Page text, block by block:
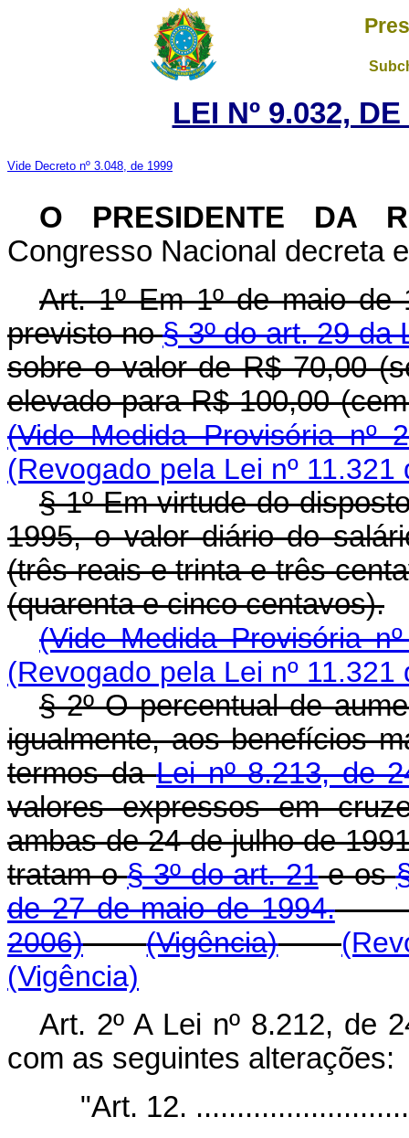
LEI Nº 9.032,
Vide Decreto nº 3.048, de 1999
O PRESIDENTE DA
Congresso Nacional decreta
Art. 1º Em 1º de maio de
previsto no§ 3º do art. 29 da
sobre o valor de R$ 70,00
elevado para R$ 100,00
(Vide Medida Provisória nº
(Revogado pela Lei nº 11.321
§ 1º Em virtude do
1995, o valor diário do
(três reais e trinta e três
(quarenta e cinco centavos).
(Vide Medida Provisória
(Revogado pela Lei nº 11.321
§ 2º O percentual de
igualmente, aos benefícios
termos daLei nº 8.213, de
valores expressos em
ambas de 24 de julho de
tratam o§ 3º do art. 21e os
de 27 de maio de 1994.
2006)
(Vigência)
(Vigência)
Art. 2º A Lei nº 8.212, de
com as seguintes alterações:
"Art. 12.